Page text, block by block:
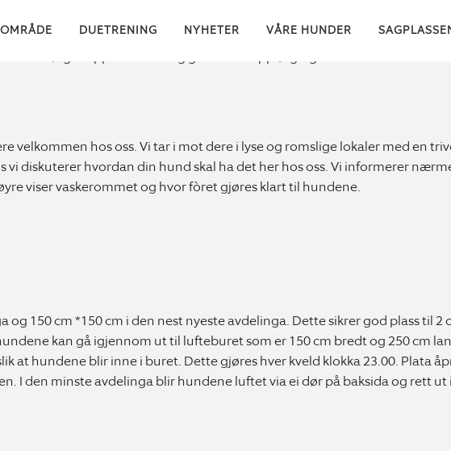
DUETRENING NYHETER VÅRE HUNDER
velkommen hos oss. Vi tar i mot dere i lyse og romslige lokaler med en
diskuterer hvordan din hund skal ha det her hos oss. Vi informerer
viser vaskerommet og hvor fòret gjøres klart til hundene.
150 cm *150 cm i den nest nyeste avdelinga. Dette sikrer god plass til 2
kan gå igjennom ut til lufteburet som er 150 cm bredt og 250 cm
at hundene blir inne i buret. Dette gjøres hver kveld klokka 23.00. Plata
I den minste avdelinga blir hundene luftet via ei dør på baksida og rett ut i